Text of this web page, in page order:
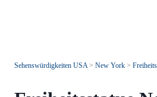
Sehenswürdigkeiten USA> New York >